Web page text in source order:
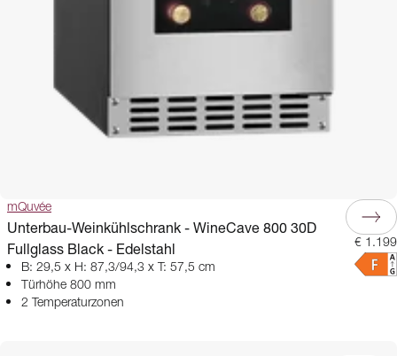
mQuvée
Unterbau-Weinkühlschrank - WineCave 800 30D
Fullglass Black - Edelstahl
B: 29,5 x H: 87,3/94,3 x T: 57,5 cm
Türhöhe 800 mm
2 Temperaturzonen
€ 1.199